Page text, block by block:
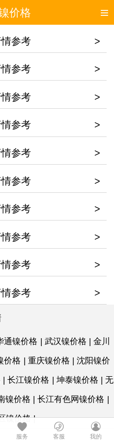
价格
参考 >
参考 >
参考 >
参考 >
参考 >
参考 >
参考 >
参考 >
参考 >
参考 >
通镍价格 | 武汉镍价格 | 金川
价格 | 重庆镍价格 | 沈阳镍价
| 长江镍价格 | 坤泰镍价格 | 无
镍价格 | 长江有色网镍价格 |
镍价格 |
服务 客服 我的